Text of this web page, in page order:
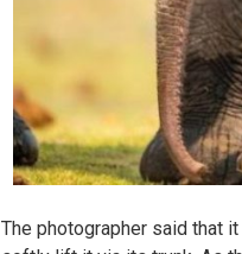
The photographer said that